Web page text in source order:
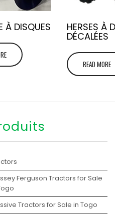
À DISQUES HERSES À
DÉCALÉES
READ MORE
Ferguson Tractors for Sale
Tractors for Sale in Togo